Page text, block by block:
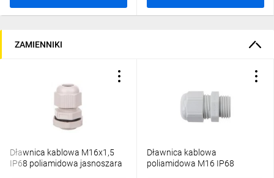
ZAMIENNIKI
Dławnica kablowa M16x1,5
IP68 poliamidowa jasnoszara
Dławnica kablowa
poliamidowa M16 IP68